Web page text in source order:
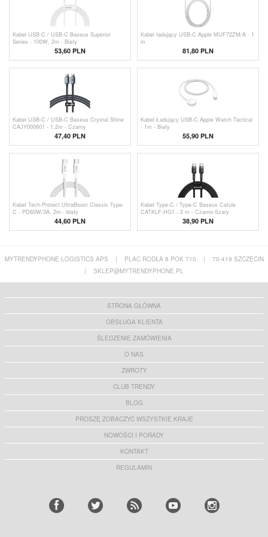
Kabel USB-C / USB-C Baseus Superior
Series - 100W, 2m - Biały
53,60 PLN
Kabel ładujący USB-C Apple MUF72ZM/A - 1
m
81,80 PLN
Kabel USB-C / USB-C Baseus Crystal Shine
CAJY000601 - 1.2m - Czarny
47,40 PLN
Kabel Ładujący USB-C Apple Watch Tactical
- 1m - Biały
55,90 PLN
Kabel Tech-Protect UltraBoost Classic Type-
C - PD60W/3A, 2m - biały
44,60 PLN
Kabel Type-C / Type-C Baseus Cafule
CATKLF-HG1 - 2 m - Czarno-Szary
38,90 PLN
MYTRENDYPHONE LOGISTICS APS | PLAC RODŁA 8 POK 710 |
70-419 SZCZECIN
|
SKLEP@MYTRENDYPHONE.PL
STRONA GŁÓWNA
OBSŁUGA KLIENTA
ŚLEDZENIE ZAMÓWIENIA
O NAS
ZWROTY
CLUB TRENDY
BLOG
PROSZĘ ZOBACZYĆ WSZYSTKIE KRAJE
NOWOŚCI I PORADY
KONTAKT
REGULAMIN